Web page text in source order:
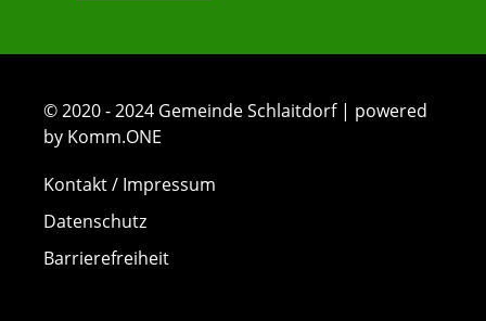
© 2020 - 2024 Gemeinde Schlaitdorf | powered
by Komm.ONE
Kontakt / Impressum
Datenschutz
Barrierefreiheit